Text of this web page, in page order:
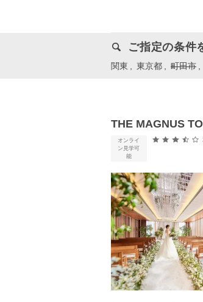
ご指定の条件
関東 東京都 町田市
THE MAGNUS
オンライ
ン見学可
能